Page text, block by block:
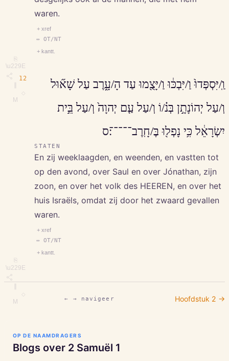
⎘
\u229E
M
waren.
+ xref
↔ OT/NT
+ kantt.
12
⎘
\u229E
M
וַֽ/יִּסְפְּדוּ֙ וַ/יִּבְכּ֔וּ וַ/יָּצֻ֖מוּ עַד הָ/עָ֑רֶב עַל שָׁא֞וּל
וְ/עַל יְהוֹנָתָ֣ן בְּנ֗/וֹ וְ/עַל עַ֤ם יְהוָה֙ וְ/עַל בֵּ֣ית
יִשְׂרָאֵ֔ל כִּ֥י נָפְל֖וּ בֶּ/חָֽרֶב־־־־־׃ס
STATEN
En zij weeklaagden, en weenden, en vastten tot
op den avond, over Saul en over Jónathan, zijn
zoon, en over het volk des HEEREN, en over het
huis Israëls, omdat zij door het zwaard gevallen
waren.
+ xref
↔ OT/NT
+ kantt.
← → navigeer Hoofdstuk 2 →
OP DE NAAMDRAGERS
Blogs over 2 Samuël 1